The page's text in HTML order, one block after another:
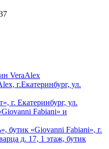
VeraAlex
г.Екатеринбург, ул.
г. Екатеринбург, ул.
Fabiani» и
бутик «Giovanni Fabiani», г.
д. 17, 1 этаж, бутик